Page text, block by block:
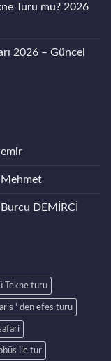
Turu mu? 2026
2026 – Güncel
emir
Mehmet
Burcu DEMİRCİ
Tekne turu
' den efes turu
ile tur